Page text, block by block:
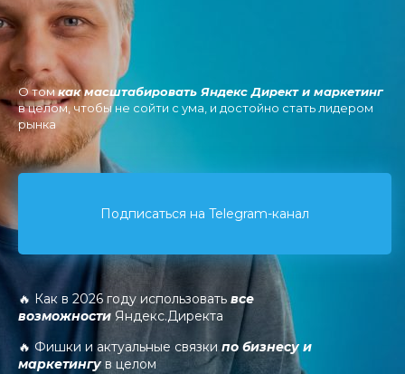
О томкак масштабировать Яндекс Директ и маркетинг
в целом, чтобы не сойти с ума, и достойно стать лидером
рынка
Подписаться на Telegram-канал
🔥 Как в 2026 году использовать все
возможности Яндекс.Директа
🔥 Фишки и актуальные связки по бизнесу и
маркетингув целом